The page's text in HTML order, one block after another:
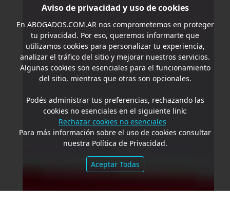
Aviso de privacidad y uso de cookies
En ABOGADOS.COM.ARnos comprometemos en proteger
tu privacidad. Por eso, queremos informarte que
utilizamos cookies para personalizar tu experiencia,
analizar el tráfico del sitio y mejorar nuestros servicios.
Algunas cookies son esenciales para el funcionamiento
del sitio, mientras que otras son opcionales.
Podés administrar tus preferencias, rechazando las
cookies no esenciales en el siguiente link:
Rechazar cookies no esenciales
Para más información sobre el uso de cookies consultar
nuestra Política de Privacidad.
Aceptar Todas